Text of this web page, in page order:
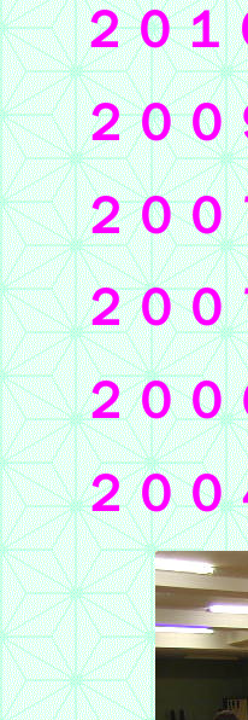
２０１
２００
２００
２００
２００
２００